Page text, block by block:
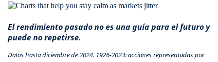
El rendimiento pasado no es una guía para el futuro y
puede no repetirse.
Datos hasta diciembre de 2024. 1926-2023: acciones representadas por